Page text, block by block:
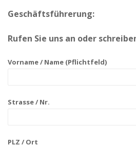
Geschäftsführerung:
Rufen Sie uns an oder
Vorname / Name (Pflichtfeld)
Strasse / Nr.
PLZ / Ort